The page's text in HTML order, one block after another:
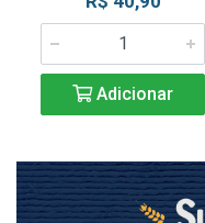
Adicionar